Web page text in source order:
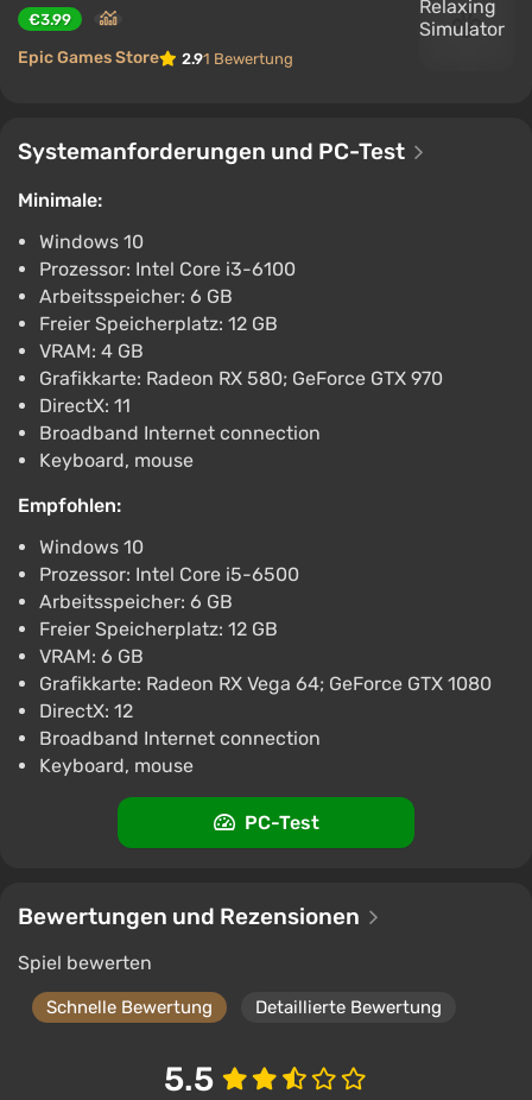
€3.99
Epic Games Store 2.91 Bewertung
Systemanforderungen und PC-Test
Minimale:
Windows 10
Prozessor: Intel Core i3-6100
Arbeitsspeicher: 6 GB
Freier Speicherplatz: 12 GB
VRAM: 4 GB
Grafikkarte: Radeon RX 580; GeForce GTX 970
DirectX: 11
Broadband Internet connection
Keyboard, mouse
Empfohlen:
Windows 10
Prozessor: Intel Core i5-6500
Arbeitsspeicher: 6 GB
Freier Speicherplatz: 12 GB
VRAM: 6 GB
Grafikkarte: Radeon RX Vega 64; GeForce GTX 1080
DirectX: 12
Broadband Internet connection
Keyboard, mouse
PC-Test
Bewertungen und Rezensionen
Spiel bewerten
Schnelle Bewertung Detaillierte Bewertung
5.5